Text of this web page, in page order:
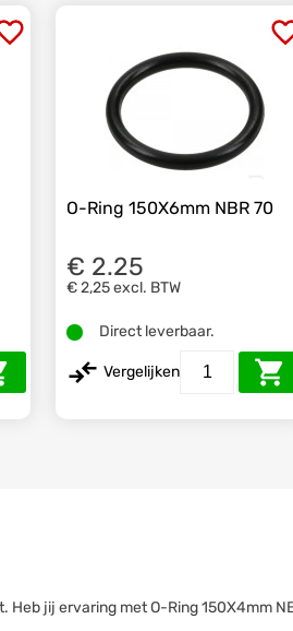
O-Ring 150X6mm NBR 70
€ 2.25
€ 2,25excl. BTW
Direct leverbaar.
Vergelijken
Heb jij ervaring met O-Ring 150X4mm